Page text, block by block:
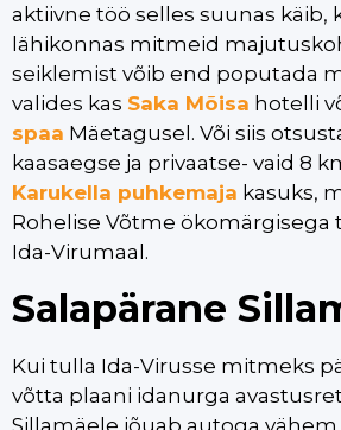
aktiivne töö selles suunas käib,
lähikonnas mitmeid
seiklemist võib end poputada
valides kas Saka Mõisa hotelli
spaa Mäetagusel. Või siis
kaasaegse ja privaatse- vaid 8
Karukella puhkemaja kasuks,
Rohelise Võtme ökomärgisega
Ida-Virumaal.
Salapärane
Kui tulla Ida-Virusse mitmeks
võtta plaani idanurga
Sillamäele jõuab autoga